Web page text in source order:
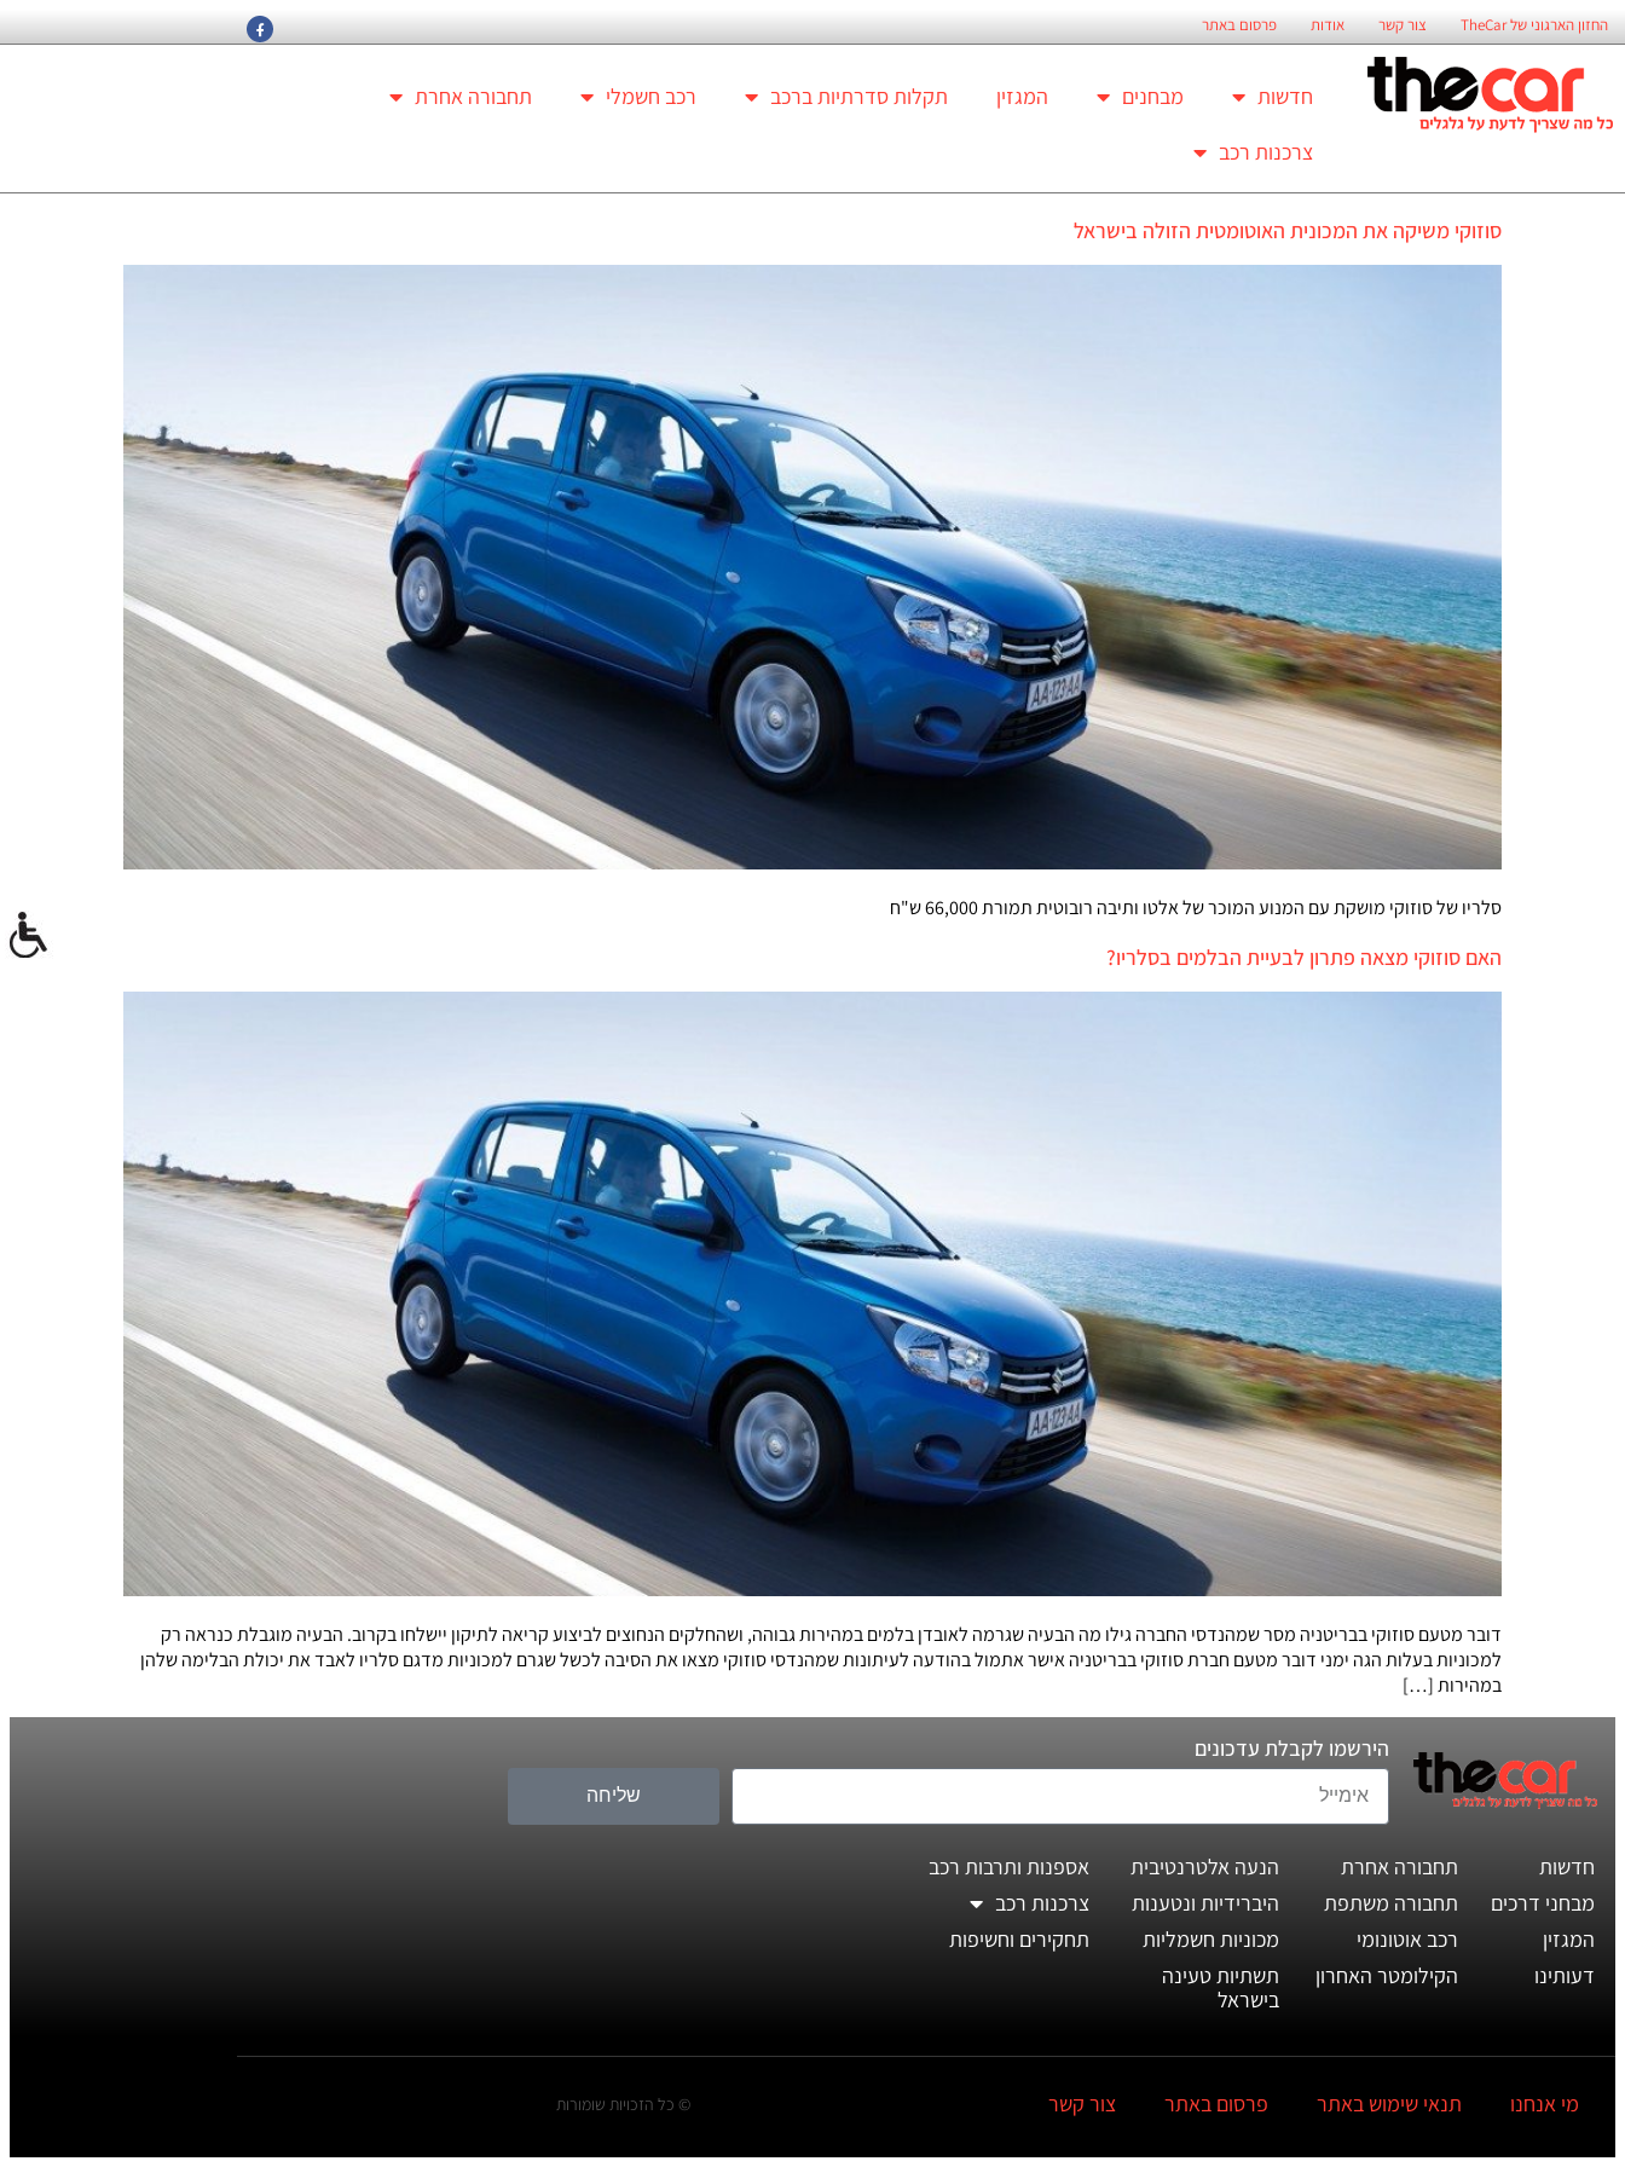
החזון הארגוני של TheCar צור קשר אודות פרסום באתר
חדשות מבחנים המגזין תקלות סדרתיות ברכב רכב חשמלי
תחבורה אחרת
צרכנות רכב
סוזוקי משיקה את המכונית האוטומטית הזולה בישראל
סלריו של סוזוקי מושקת עם המנוע המוכר של אלטו ותיבה רובוטית תמורת 66,000 ש"ח
האם סוזוקי מצאה פתרון לבעיית הבלמים בסלריו?
דובר מטעם סוזוקי בבריטניה מסר שמהנדסי החברה גילו מה הבעיה שגרמה לאובדן בלמים במהירות גבוהה, ושהחלקים הנחוצים לביצוע קריאה לתיקון יישלחו בקרוב. הבעיה מוגבלת כנראה רק
למכוניות בעלות הגה ימני דובר מטעם חברת סוזוקי בבריטניה אישר אתמול בהודעה לעיתונות שמהנדסי סוזוקי מצאו את הסיבה לכשל שגרם למכוניות מדגם סלריו לאבד את יכולת הבלימה שלהן
במהירות […]
הירשמו לקבלת עדכונים
שליחה
חדשות
מבחני דרכים
המגזין
דעותינו
תחבורה אחרת
תחבורה משתפת
רכב אוטונומי
הקילומטר האחרון
הנעה אלטרנטיבית
היברידיות ונטענות
מכוניות חשמליות
תשתיות טעינה
בישראל
אספנות ותרבות רכב
צרכנות רכב
תחקירים וחשיפות
מי אנחנו תנאי שימוש באתר פרסום באתר צור קשר © כל הזכויות שומורות